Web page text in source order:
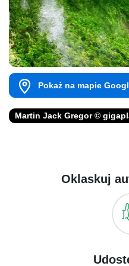
Pokaż na mapie
Martin Jack Gregor ©
Oklaskuj